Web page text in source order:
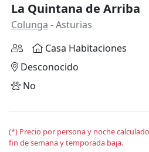
La Quintana de Arriba
Colunga - Asturias
Casa Habitaciones
Desconocido
No
(*) Precio por persona y noche
fin de semana y temporada baja.